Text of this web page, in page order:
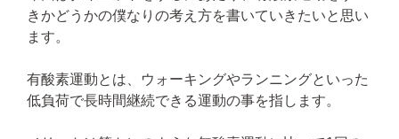
きかどうかの僕なりの考え方を書いていきたいと思い
ます。
有酸素運動とは、ウォーキングやランニングといった
低負荷で長時間継続できる運動の事を指します。